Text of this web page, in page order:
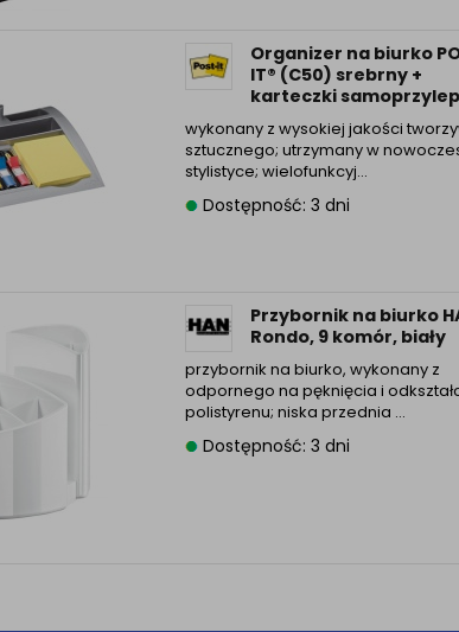
Organizer na biurko
IT® (C50) srebrny +
karteczki
wykonany z wysokiej jakości
sztucznego; utrzymany w
stylistyce; wielofunkcyj...
Dostępność: 3 dni
Przybornik na biurko
Rondo, 9 komór, biały
przybornik na biurko, wykonany z
odpornego na pęknięcia i
polistyrenu; niska przednia ...
Dostępność: 3 dni